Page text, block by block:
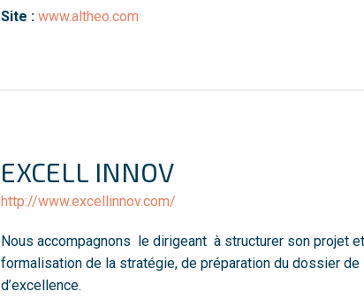
Site : www.altheo.com
EXCELL INNOV
http://www.excellinnov.com/
Nous accompagnons le dirigeant à structurer son projet
formalisation de la stratégie, de préparation du dossier
d’excellence.